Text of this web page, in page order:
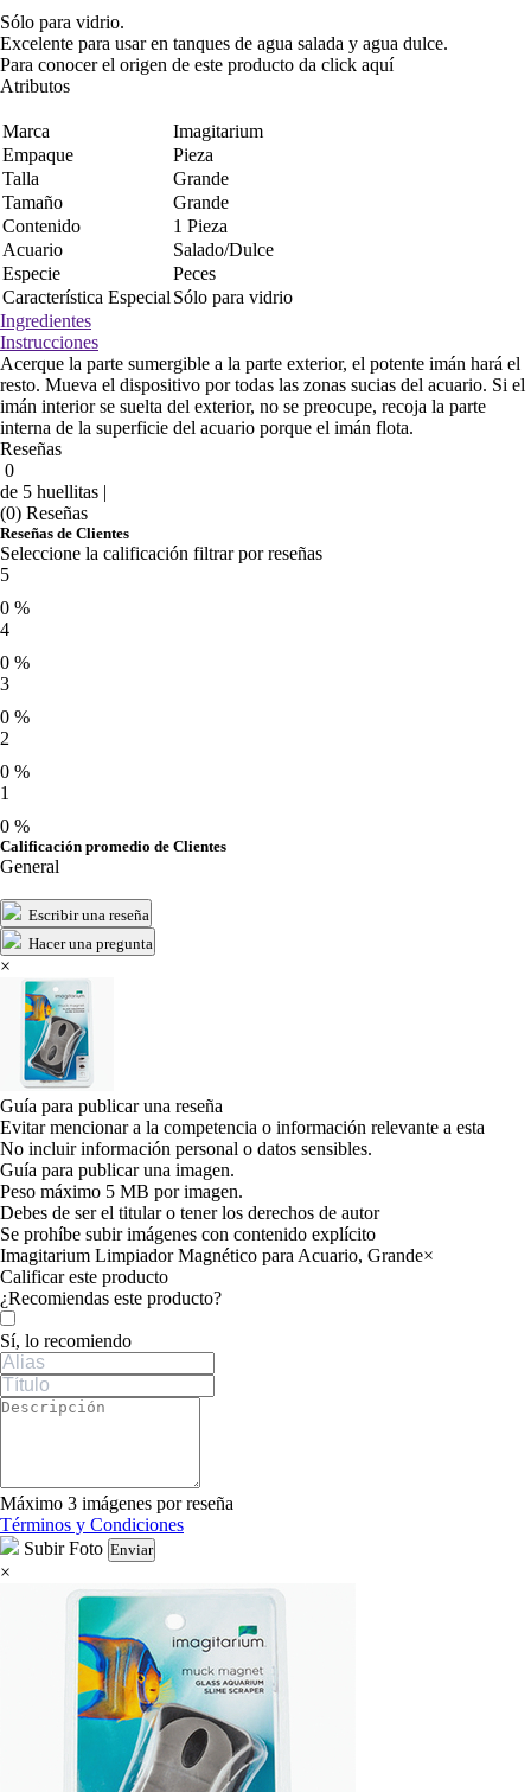
Sólo para vidrio.
Excelente para usar en tanques de agua salada y agua dulce.
Para conocer el origen de este producto da click aquí
Atributos
Marca
Imagitarium
Empaque
Pieza
Talla
Grande
Tamaño
Grande
Contenido
1 Pieza
Acuario
Salado/Dulce
Especie
Peces
Característica Especial Sólo para vidrio
Ingredientes
Instrucciones
Acerque la parte sumergible a la parte exterior, el potente imán hará el
resto. Mueva el dispositivo por todas las zonas sucias del acuario. Si el
imán interior se suelta del exterior, no se preocupe, recoja la parte
interna de la superficie del acuario porque el imán flota.
Reseñas
0
de 5 huellitas |
(0) Reseñas
Reseñas de Clientes
Seleccione la calificación filtrar por reseñas
5
0 %
4
0 %
3
0 %
2
0 %
1
0 %
Calificación promedio de Clientes
General
Escribir una reseña
Hacer una pregunta
×
Guía para publicar una reseña
Evitar mencionar a la competencia o información relevante a esta
No incluir información personal o datos sensibles.
Guía para publicar una imagen.
Peso máximo 5 MB por imagen.
Debes de ser el titular o tener los derechos de autor
Se prohíbe subir imágenes con contenido explícito
Imagitarium Limpiador Magnético para Acuario, Grande×
Calificar este producto
Tu valoración
¿Recomiendas este producto?
Sí, lo recomiendo
Máximo 3 imágenes por reseña
Términos y Condiciones
Subir Foto Enviar
×